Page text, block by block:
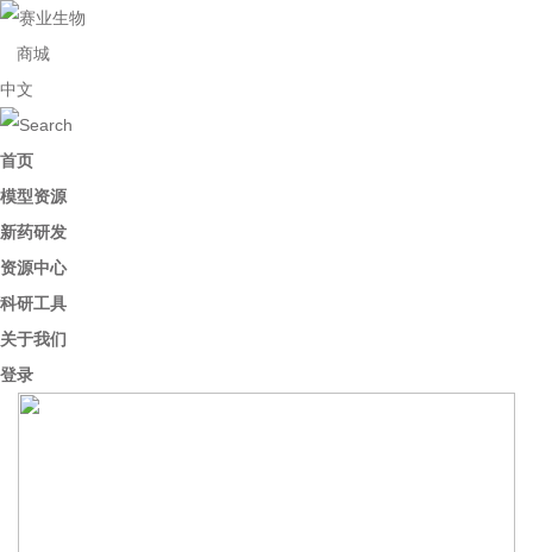
商城
中文
首页
模型资源
新药研发
资源中心
科研工具
关于我们
登录